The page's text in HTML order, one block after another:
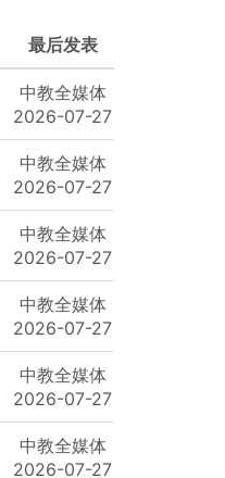
最后发表
中教全媒体
2026-07-27
中教全媒体
2026-07-27
中教全媒体
2026-07-27
中教全媒体
2026-07-27
中教全媒体
2026-07-27
中教全媒体
2026-07-27